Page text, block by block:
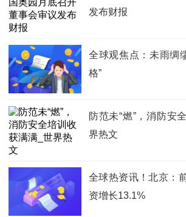
发布财报
全球观焦点：未雨绸
格”
防范未“燃”，消防安
界热文
全球热资讯！北京：
资增长13.1%